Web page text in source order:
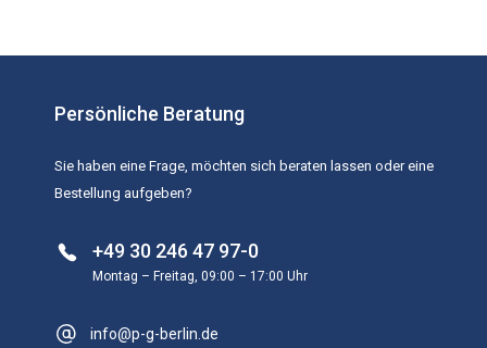
Persönliche Beratung
Sie haben eine Frage, möchten sich beraten lassen oder eine
Bestellung aufgeben?
+49 30 246 47 97-0
Montag – Freitag, 09:00 – 17:00 Uhr
info@p-g-berlin.de